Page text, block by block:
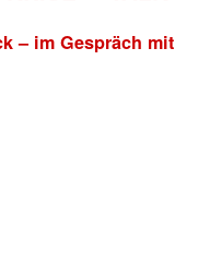
– im Gespräch mit